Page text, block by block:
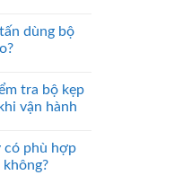
dùng bộ
tra bộ kẹp
vận hành
có phù hợp